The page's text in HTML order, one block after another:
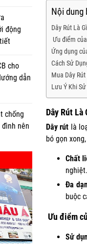
động
cho
dẫn
chống
nên
Nội dung
Dây Rút Là
Ưu điểm
Ứng dụng
Cách Sử
Mua Dây
Lưu Ý Khi
Dây Rút Là
Dây rút là
bó gọn
Chất
nghiệt.
Đa
buộc
Ưu điểm
Sử